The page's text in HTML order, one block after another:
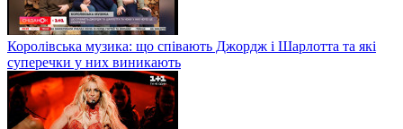
Королівська музика: що співають Джордж і Шарлотта та які
суперечки у них виникають